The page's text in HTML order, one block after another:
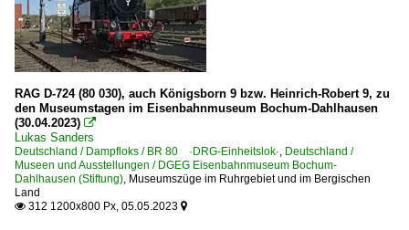
RAG D-724 (80 030), auch Königsborn 9 bzw. Heinrich-Robert 9, zu
den Museumstagen im Eisenbahnmuseum Bochum-Dahlhausen
(30.04.2023) 
Lukas Sanders
Deutschland / Dampfloks / BR 80 ·DRG-Einheitslok·, Deutschland /
Museen und Ausstellungen / DGEG Eisenbahnmuseum Bochum-
Dahlhausen (Stiftung), Museumszüge im Ruhrgebiet und im Bergischen
Land
 312 1200x800 Px, 05.05.2023 